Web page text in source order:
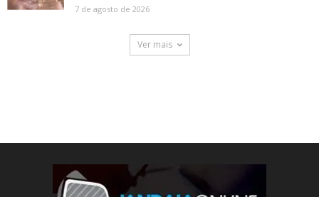
7 de agosto de 2026
Ver mais